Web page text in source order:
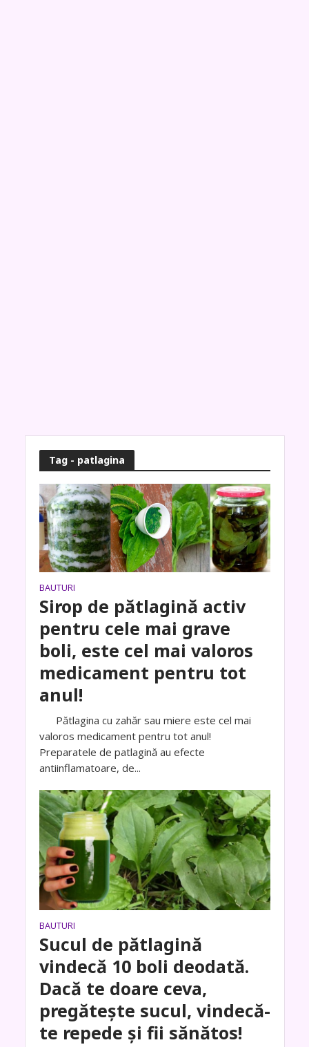
Tag - patlagina
BAUTURI
Sirop de pătlagină activ
pentru cele mai grave
boli, este cel mai valoros
medicament pentru tot
anul!
Pătlagina cu zahăr sau miere este cel mai
valoros medicament pentru tot anul!
Preparatele de patlagină au efecte
antiinflamatoare, de...
BAUTURI
Sucul de pătlagină
vindecă 10 boli deodată.
Dacă te doare ceva,
pregătește sucul, vindecă-
te repede și fii sănătos!